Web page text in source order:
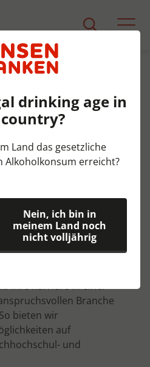
an Wachstum,
Als
bieten wir
Umfeld, in dem Sie
Ihre Karriere in einer
Branche
bieten wir
auf
und
drinking age in
Land das gesetzliche
Alkoholkonsum erreicht?
Nein, ich bin in
meinem Land noch
nicht volljährig